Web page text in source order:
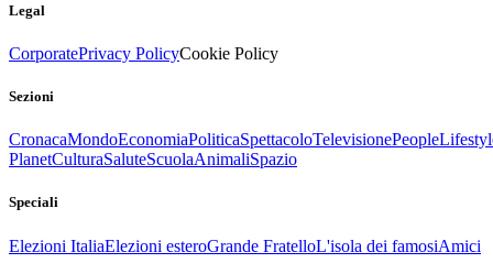
Legal
CorporatePrivacy PolicyCookie Policy
Sezioni
CronacaMondoEconomiaPoliticaSpettacoloTelevisionePeople
PlanetCulturaSaluteScuolaAnimaliSpazio
Speciali
Elezioni ItaliaElezioni esteroGrande FratelloL'isola dei famosiAmici